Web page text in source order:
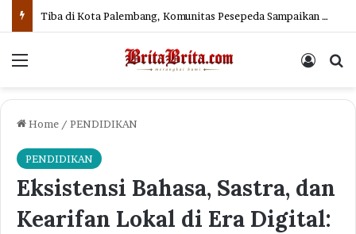
Tiba di Kota Palembang, Komunitas Pesepeda Sampaikan Pesan Ekspedisi Hutan Merdeka Hingga Pelestarian Orangutan Tapanuli
Menu Log In
Home / PENDIDIKAN
PENDIDIKAN
Eksistensi Bahasa, Sastra, dan
Kearifan Lokal di Era Digital: